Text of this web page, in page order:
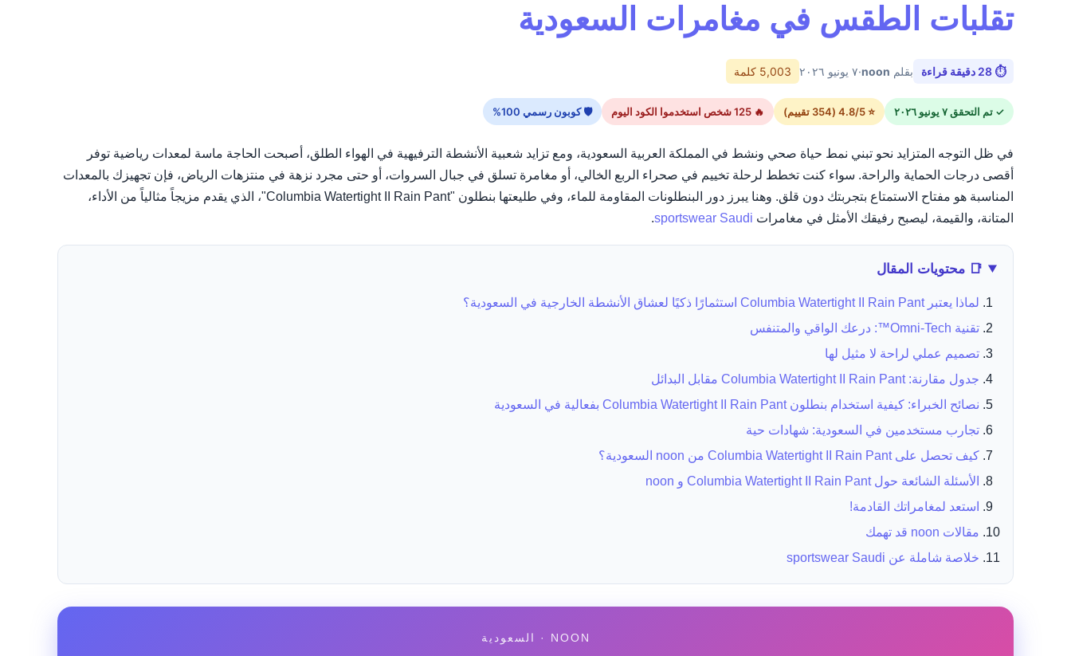
تقلبات الطقس في مغامرات السعودية
⏱ 28 دقيقة قراءة بقلم noon
·٧ يونيو ٢٠٢٦ 5,003 كلمة
✓ تم التحقق ٧ يونيو ٢٠٢٦ ⭐ 4.8/5 (354 تقييم) 🔥 125 شخص استخدموا الكود اليوم 🛡 كوبون رسمي 100%
في ظل التوجه المتزايد نحو تبني نمط حياة صحي ونشط في المملكة العربية السعودية، ومع تزايد شعبية الأنشطة الترفيهية في الهواء الطلق، أصبحت الحاجة ماسة لمعدات رياضية توفر
أقصى درجات الحماية والراحة. سواء كنت تخطط لرحلة تخييم في صحراء الربع الخالي، أو مغامرة تسلق في جبال السروات، أو حتى مجرد نزهة في منتزهات الرياض، فإن تجهيزك بالمعدات
المناسبة هو مفتاح الاستمتاع بتجربتك دون قلق. وهنا يبرز دور البنطلونات المقاومة للماء، وفي طليعتها بنطلون "Columbia Watertight II Rain Pant"، الذي يقدم مزيجاً مثالياً من الأداء،
المتانة، والقيمة، ليصبح رفيقك الأمثل في مغامرات sportswear Saudi
.
📑 محتويات المقال
لماذا يعتبر Columbia Watertight II Rain Pant استثمارًا ذكيًا لعشاق الأنشطة الخارجية في السعودية؟
تقنية Omni-Tech™: درعك الواقي والمتنفس
تصميم عملي لراحة لا مثيل لها
جدول مقارنة: Columbia Watertight II Rain Pant مقابل البدائل
نصائح الخبراء: كيفية استخدام بنطلون Columbia Watertight II Rain Pant بفعالية في السعودية
تجارب مستخدمين في السعودية: شهادات حية
كيف تحصل على Columbia Watertight II Rain Pant من noon السعودية؟
الأسئلة الشائعة حول Columbia Watertight II Rain Pant و noon
استعد لمغامراتك القادمة!
مقالات noon قد تهمك
خلاصة شاملة عن sportswear Saudi
NOON · السعودية